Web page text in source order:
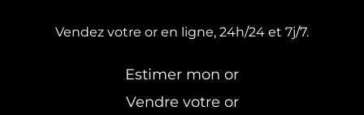
Vendez votre or en ligne, 24h/24 et 7j/7.
Estimer mon or
Vendre votre or